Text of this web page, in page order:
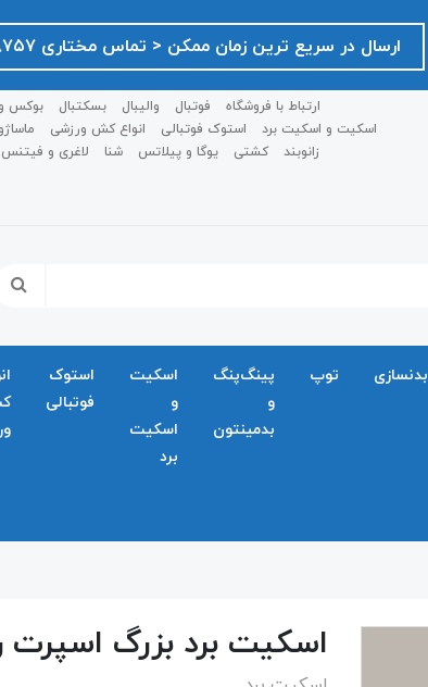
ارسال در سریع ترین زمان ممکن ‌< تماس مختاری ۰۹۱۲۷۵۱۸۷۵۷ >
ارتباط با فروشگاه فوتبال والیبال بسکتبال بوکس
اسکیت و اسکیت برد
استوک فوتبالی انواع کش ورزشی
زانوبند
کشتی یوگا و پیلاتس شنا لاغری و فیتنس
بدنسازی توپ
پینگ‌پنگ
و
بدمينتون
اسکیت
و
اسکیت
برد
استوک
فوتبالی
اسکیت برد بزرگ اسپرت